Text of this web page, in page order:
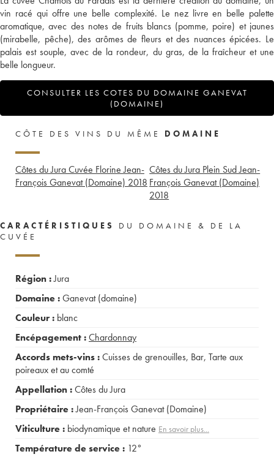
vin racé qui offre une belle complexité. Le nez livre en belle palette
aromatique, avec des notes de fruits blancs (pomme, poire) et jaunes
(mirabelle, pêche), des arômes de fleurs et des nuances épicées. Le
palais est souple, avec de la rondeur, du gras, de la fraîcheur et une
belle longueur.
CONSULTER LES COTES DU DOMAINE GANEVAT
(DOMAINE)
CÔTE DES VINS DU MÊME DOMAINE
Côtes du Jura Cuvée Florine Jean-
François Ganevat (Domaine) 2018
Côtes du Jura Plein Sud Jean-
François Ganevat (Domaine)
2018
CARACTÉRISTIQUES
DU DOMAINE & DE LA
CUVÉE
Région :Jura
Domaine :Ganevat (domaine)
Couleur : blanc
Encépagement :Chardonnay
Accords mets-vins :Cuisses de grenouilles, Bar, Tarte aux
poireaux et au comté
Appellation :Côtes du Jura
Propriétaire :Jean-François Ganevat (Domaine)
Viticulture : biodynamique et nature En savoir plus...
Température de service : 12°